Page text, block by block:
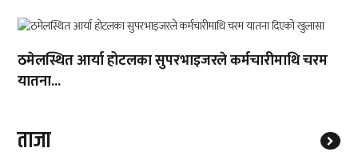
ठमेलस्थित आर्या होटलका सुपरभाइजरले कर्मचारीमाथि चरम
यातना...
ताजा